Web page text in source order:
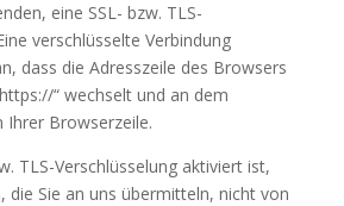
eine SSL- bzw. TLS-
verschlüsselte Verbindung
dass die Adresszeile des Browsers
“ wechselt und an dem
Ihrer Browserzeile.
TLS-Verschlüsselung aktiviert ist,
die Sie an uns übermitteln, nicht von